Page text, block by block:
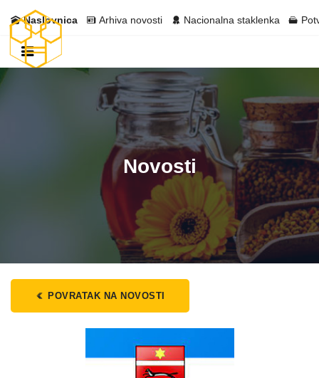
Naslovnica Arhiva novosti Nacionalna staklenka
Novosti
POVRATAK NA NOVOSTI